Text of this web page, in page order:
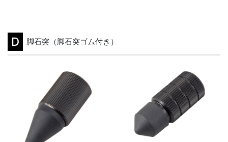
D 脚石突（脚石突ゴム付き）